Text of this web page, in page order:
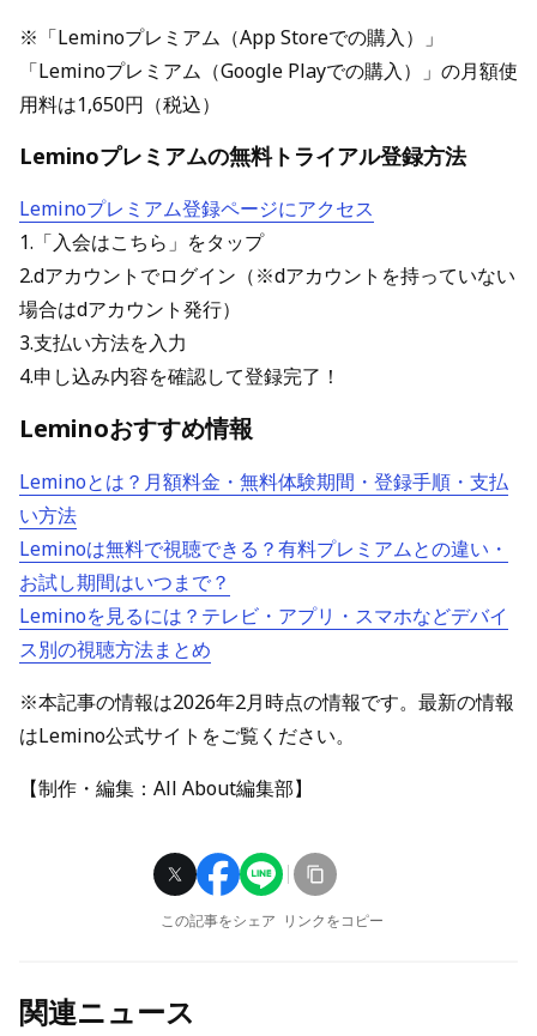
※「Leminoプレミアム（App Storeでの購入）」
「Leminoプレミアム（Google Playでの購入）」の月額使
用料は1,650円（税込）
Leminoプレミアムの無料トライアル登録方法
Leminoプレミアム登録ページにアクセス
1.「入会はこちら」をタップ
2.dアカウントでログイン（※dアカウントを持っていない
場合はdアカウント発行）
3.支払い方法を入力
4.申し込み内容を確認して登録完了！
Leminoおすすめ情報
Leminoとは？月額料金・無料体験期間・登録手順・支払
い方法
Leminoは無料で視聴できる？有料プレミアムとの違い・
お試し期間はいつまで？
Leminoを見るには？テレビ・アプリ・スマホなどデバイ
ス別の視聴方法まとめ
※本記事の情報は2026年2月時点の情報です。最新の情報
はLemino公式サイトをご覧ください。
【制作・編集：All About編集部】
この記事をシェア リンクをコピー
関連ニュース